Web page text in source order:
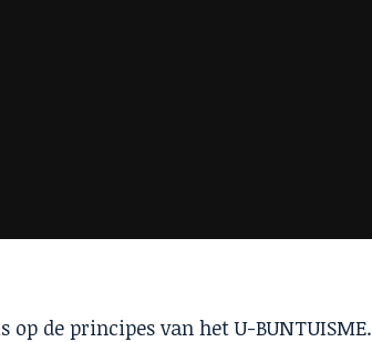
op de principes van het U-BUNTUISME.